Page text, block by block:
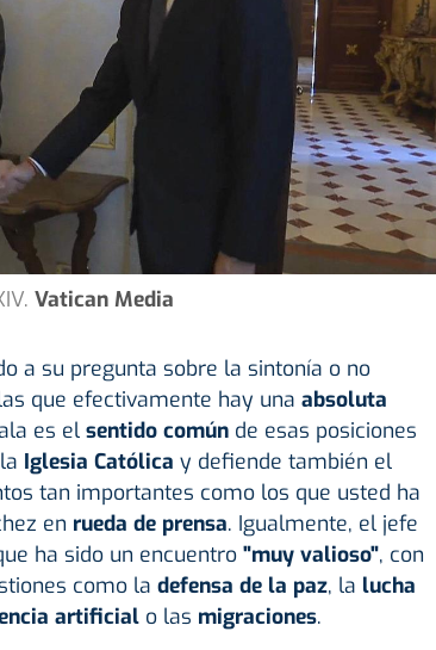
Vatican Media
a su pregunta sobre la sintonía o no
que efectivamente hay una absoluta
es el sentido comúnde esas posiciones
Iglesia Católica y defiende también el
tan importantes como los que usted ha
en rueda de prensa. Igualmente, el jefe
ha sido un encuentro "muy valioso", con
como la defensa de la paz, la lucha
artificialo las migraciones.